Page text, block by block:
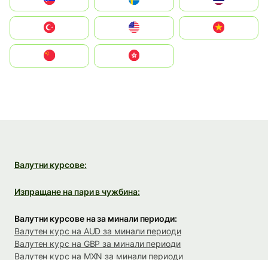
United States
中國香港特別行政區
Валутни курсове:
Изпращане на пари в чужбина:
Валутни курсове на за минали периоди:
Валутен курс на AUD за минали периоди
Валутен курс на GBP за минали периоди
Валутен курс на MXN за минали периоди